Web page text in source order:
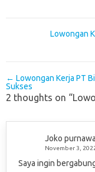
Lowongan
Post navigation
← Lowongan Kerja PT
Sukses
2 thoughts on “
Joko
November 3,
Saya ingin